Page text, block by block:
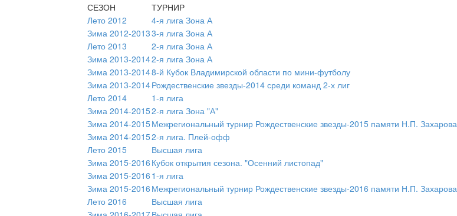
СЕЗОН
ТУРНИР
Лето 2012
4-я лига Зона А
Зима 2012-20133-я лига Зона А
Лето 2013
2-я лига Зона А
Зима 2013-20142-я лига Зона А
Зима 2013-20148-й Кубок Владимирской области по мини-футболу
Зима 2013-2014Рождественские звезды-2014 среди команд 2-х лиг
Лето 2014
1-я лига
Зима 2014-20152-я лига Зона "А"
Зима 2014-2015Межрегиональный турнир Рождественские звезды-2015 памяти Н.П. Захарова
Зима 2014-20152-я лига. Плей-офф
Лето 2015
Высшая лига
Зима 2015-2016 Кубок открытия сезона. "Осенний листопад"
Зима 2015-2016 1-я лига
Зима 2015-2016 Межрегиональный турнир Рождественские звезды-2016 памяти Н.П. Захарова
Лето 2016
Высшая лига